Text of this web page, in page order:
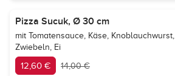
Pizza Sucuk, Ø 30 cm
mit Tomatensauce, Käse, Knoblauchwurst,
Zwiebeln, Ei
12,60 € 14,00 €